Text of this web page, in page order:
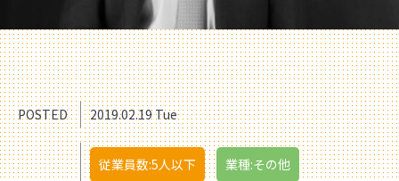
POSTED 2019.02.19 Tue
従業員数:5人以下 業種:その他